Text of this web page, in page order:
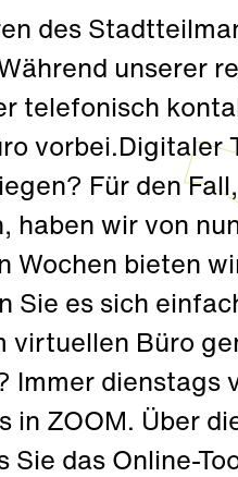
des
unserer
telefonisch
vorbei.Digitaler
Für den
haben wir von
Wochen bieten
Sie es sich
virtuellen Büro
Immer dienstags
in ZOOM. Über
Sie das Online-